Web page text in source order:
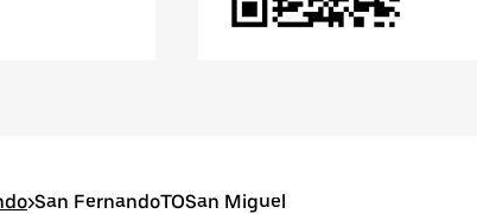
>San FernandoTOSan Miguel